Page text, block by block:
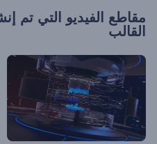
مقاطع الفيديو التي تم
القالب